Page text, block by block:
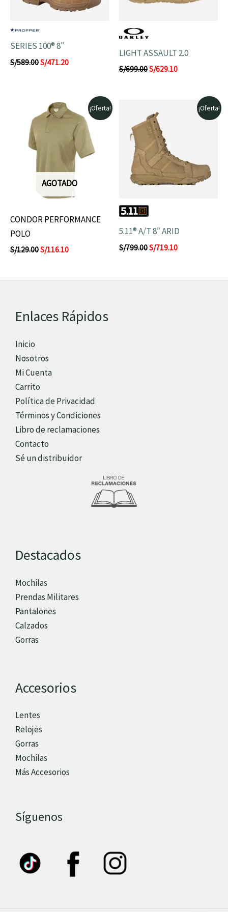
SERIES 100® 8″
S/589.00S/471.20
LIGHT ASSAULT 2.0
S/699.00S/629.10
¡Oferta!
AGOTADO
CONDOR PERFORMANCE
POLO
S/129.00
precio
era:
S/116.10
precio
actual
es:
S/116.10.
¡Oferta!
5.11® A/T 8″ ARID
S/799.00
precio
original
era:
S/799.00.
S/719.10
precio
Enlaces Rápidos
Inicio
Nosotros
Mi Cuenta
Carrito
Política de Privacidad
Términos y Condiciones
Libro de reclamaciones
Contacto
Sé un distribuidor
Destacados
Mochilas
Prendas Militares
Pantalones
Calzados
Gorras
Accesorios
Lentes
Relojes
Gorras
Mochilas
Más Accesorios
Síguenos